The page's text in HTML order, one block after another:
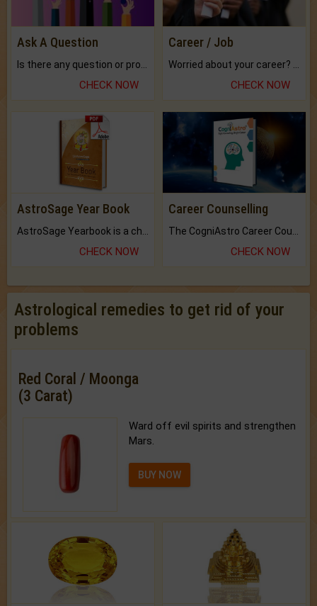
Ask A Question
CHECK NOW
Career / Job
CHECK NOW
AstroSage Year Book
CHECK NOW
Career Counselling
CHECK NOW
Astrological remedies to get rid of your
problems
Red Coral / Moonga
(3 Carat)
Ward off evil spirits and strengthen
Mars.
BUY NOW